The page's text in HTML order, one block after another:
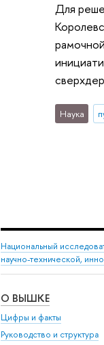
Для
Наука
Национальный
научно-технической,
О ВЫШКЕ
Цифры и факты
Руководство и структура